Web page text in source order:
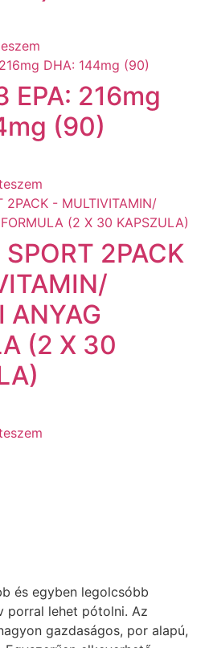
EPA: 216mg
(90)
2PACK
ANYAG
(2 X 30
és egyben legolcsóbb
porral lehet pótolni. Az
gazdaságos, por alapú,